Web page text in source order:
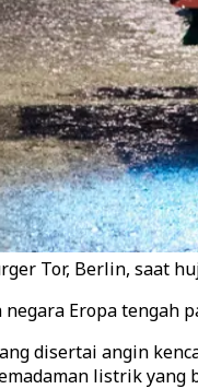
Tor, Berlin, saat
Eropa tengah
disertai angin
listrik yang